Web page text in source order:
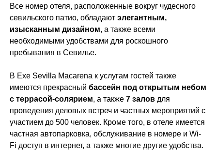
Все номер отеля, расположенные вокруг чудесного
севильского патио, обладают элегантным,
изысканным дизайном, а также всеми
необходимыми удобствами для роскошного
пребывания в Севилье.
В Exe Sevilla Macarena к услугам гостей также
имеются прекрасный бассейн под открытым небом
с террасой-солярием, а также 7 залов для
проведения деловых встреч и частных мероприятий с
участием до 500 человек. Кроме того, в отеле имеется
частная автопарковка, обслуживание в номере и Wi-
Fi доступ в интернет, а также многие другие удобства.